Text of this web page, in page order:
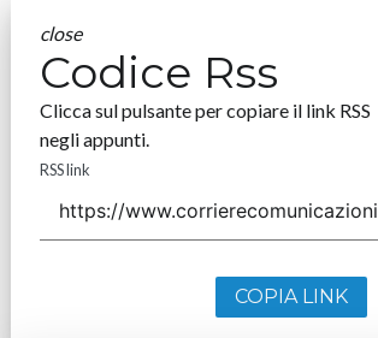
close
Codice Rss
Clicca sul pulsante per copiare il link RSS
negli appunti.
RSS link
COPIA LINK